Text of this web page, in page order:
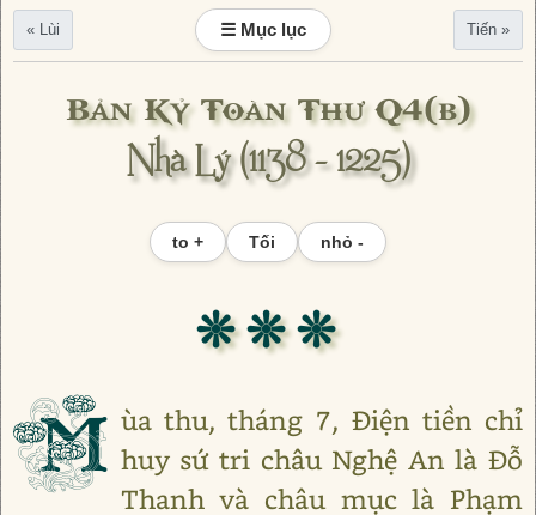
« Lùi ☰ Mục lục Tiến »
Bản Kỷ Toàn Thư Q4(b)
Nhà Lý (1138 - 1225)
to + Tối nhỏ -
❊ ❊ ❊
M ùa thu, tháng 7, Điện tiền chỉ
huy sứ tri châu Nghệ An là Đỗ
Thanh và châu mục là Phạm